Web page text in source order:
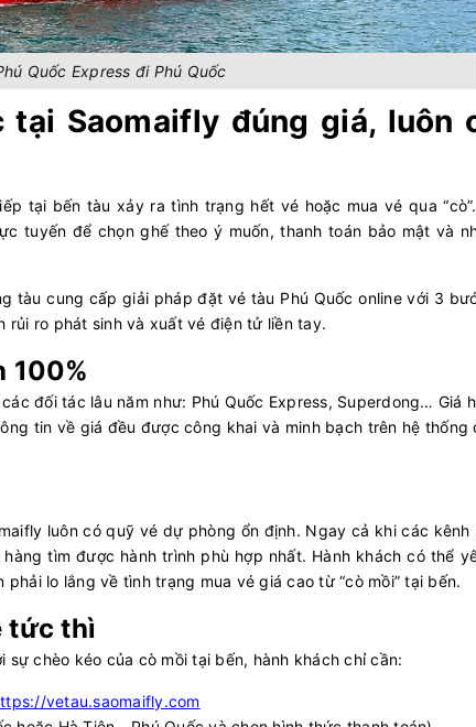
Quốc Express đi Phú Quốc
Saomaifly đúng giá, luôn
tại bến tàu xảy ra tình trạng hết vé hoặc mua vé qua
tuyến để chọn ghế theo ý muốn, thanh toán bảo mật và
tàu cung cấp giải pháp đặt vé tàu Phú Quốc online với 3
rủi ro phát sinh và xuất vé điện tử liền tay.
100%
đối tác lâu năm như: Phú Quốc Express, Superdong… Giá
tin về giá đều được công khai và minh bạch trên hệ thống
luôn có quỹ vé dự phòng ổn định. Ngay cả khi các kênh
tìm được hành trình phù hợp nhất. Hành khách có thể
lo lắng về tình trạng mua vé giá cao từ “cò mồi” tại bến.
tức thì
chèo kéo của cò mồi tại bến, hành khách chỉ cần:
vetau.saomaifly.com